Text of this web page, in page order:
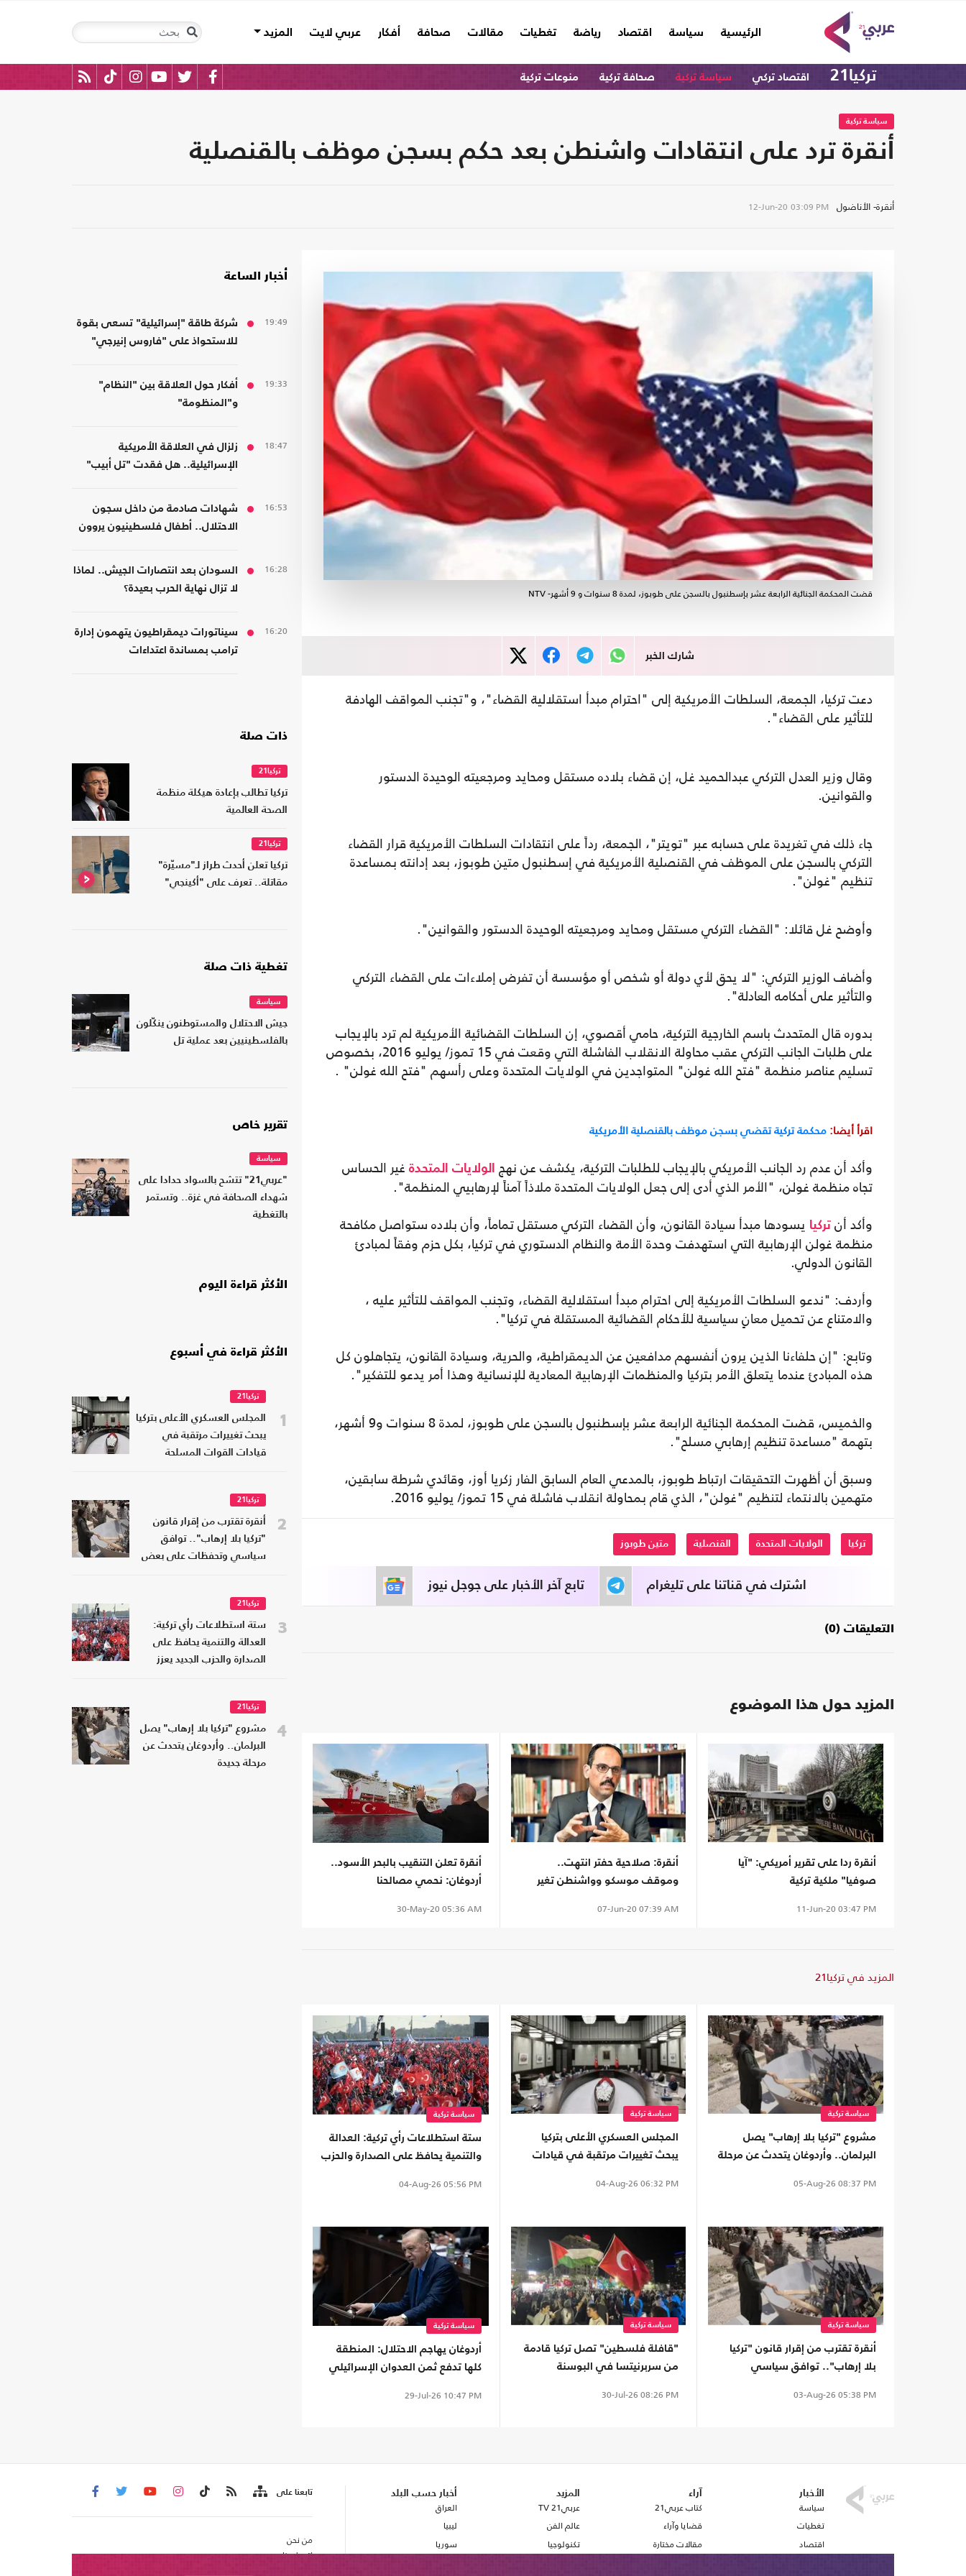
الرئيسية
(current) سياسة اقتصاد رياضة تغطيات مقالات صحافة أفكار عربي لايت المزيد
تركيا21 اقتصاد تركي سياسة تركية صحافة تركية منوعات تركية
سياسة تركية
أنقرة ترد على انتقادات واشنطن بعد حكم بسجن موظف بالقنصلية
أنقرة- الأناضول 12-Jun-20 03:09 PM
قضت المحكمة الجنائية الرابعة عشر بإسطنبول بالسجن على طوبوز، لمدة 8 سنوات و 9 أشهر- NTV
شارك الخبر
دعت تركيا، الجمعة، السلطات الأمريكية إلى "احترام مبدأ استقلالية القضاء"، و"تجنب المواقف الهادفة
للتأثير على القضاء".
وقال وزير العدل التركي عبدالحميد غل، إن قضاء بلاده مستقل ومحايد ومرجعيته الوحيدة الدستور
والقوانين.
جاء ذلك في تغريدة على حسابه عبر "تويتر"، الجمعة، رداً على انتقادات السلطات الأمريكية قرار القضاء
التركي بالسجن على الموظف في القنصلية الأمريكية في إسطنبول متين طوبوز، بعد إدانته بمساعدة
تنظيم "غولن".
وأوضح غل قائلا: "القضاء التركي مستقل ومحايد ومرجعيته الوحيدة الدستور والقوانين".
وأضاف الوزير التركي: "لا يحق لأي دولة أو شخص أو مؤسسة أن تفرض إملاءات على القضاء التركي
والتأثير على أحكامه العادلة".
بدوره قال المتحدث باسم الخارجية التركية، حامي أقصوي، إن السلطات القضائية الأمريكية لم ترد بالإيجاب
على طلبات الجانب التركي عقب محاولة الانقلاب الفاشلة التي وقعت في 15 تموز/ يوليو 2016، بخصوص
تسليم عناصر منظمة "فتح الله غولن" المتواجدين في الولايات المتحدة وعلى رأسهم "فتح الله غولن" .
اقرأ أيضا: محكمة تركية تقضي بسجن موظف بالقنصلية الأمريكية
وأكد أن عدم رد الجانب الأمريكي بالإيجاب للطلبات التركية، يكشف عن نهج الولايات المتحدة غير الحساس
تجاه منظمة غولن، "الأمر الذي أدى إلى جعل الولايات المتحدة ملاذاً آمناً لإرهابيي المنظمة".
وأكد أن تركيا يسودها مبدأ سيادة القانون، وأن القضاء التركي مستقل تماماً، وأن بلاده ستواصل مكافحة
منظمة غولن الإرهابية التي استهدفت وحدة الأمة والنظام الدستوري في تركيا، بكل حزم وفقاً لمبادئ
القانون الدولي.
وأردف: "ندعو السلطات الأمريكية إلى احترام مبدأ استقلالية القضاء، وتجنب المواقف للتأثير عليه ،
والامتناع عن تحميل معانٍ سياسية للأحكام القضائية المستقلة في تركيا".
وتابع: "إن حلفاءنا الذين يرون أنفسهم مدافعين عن الديمقراطية، والحرية، وسيادة القانون، يتجاهلون كل
هذه المبادئ عندما يتعلق الأمر بتركيا والمنظمات الإرهابية المعادية للإنسانية وهذا أمر يدعو للتفكير".
والخميس، قضت المحكمة الجنائية الرابعة عشر بإسطنبول بالسجن على طوبوز، لمدة 8 سنوات و9 أشهر،
بتهمة "مساعدة تنظيم إرهابي مسلح".
وسبق أن أظهرت التحقيقات ارتباط طوبوز، بالمدعي العام السابق الفار زكريا أوز، وقائدي شرطة سابقين،
متهمين بالانتماء لتنظيم "غولن"، الذي قام بمحاولة انقلاب فاشلة في 15 تموز/ يوليو 2016.
تركيا الولايات المتحدة القنصلية متين طوبوز
تابع آخر الأخبار على جوجل نيوز اشترك في قناتنا على تليغرام
التعليقات (0)
المزيد حول هذا الموضوع
أنقرة ردا على تقرير أمريكي: "آيا
صوفيا" ملكية تركية
11-Jun-20 03:47 PM
أنقرة: صلاحية حفتر انتهت..
وموقف موسكو وواشنطن تغير
07-Jun-20 07:39 AM
أنقرة تعلن التنقيب بالبحر الأسود..
أردوغان: نحمي مصالحنا
30-May-20 05:36 AM
المزيد في تركيا21
سياسة تركية
مشروع "تركيا بلا إرهاب" يصل
البرلمان.. وأردوغان يتحدث عن مرحلة
05-Aug-26 08:37 PM
سياسة تركية
المجلس العسكري الأعلى بتركيا
يبحث تغييرات مرتقبة في قيادات
04-Aug-26 06:32 PM
سياسة تركية
ستة استطلاعات رأي تركية: العدالة
والتنمية يحافظ على الصدارة والحزب
04-Aug-26 05:56 PM
سياسة تركية
أنقرة تقترب من إقرار قانون "تركيا
بلا إرهاب".. توافق سياسي
03-Aug-26 05:38 PM
سياسة تركية
"قافلة فلسطين" تصل تركيا قادمة
من سربرنيتسا في البوسنة
30-Jul-26 08:26 PM
سياسة تركية
أردوغان يهاجم الاحتلال: المنطقة
كلها تدفع ثمن العدوان الإسرائيلي
29-Jul-26 10:47 PM
أخبار الساعة
19:49
شركة طاقة "إسرائيلية" تسعى بقوة
للاستحواذ على "فاروس إنيرجي"
19:33
أفكار حول العلاقة بين "النظام"
و"المنظومة"
18:47
زلزال في العلاقة الأمريكية
الإسرائيلية.. هل فقدت "تل أبيب"
16:53
شهادات صادمة من داخل سجون
الاحتلال.. أطفال فلسطينيون يروون
16:28
السودان بعد انتصارات الجيش.. لماذا
لا تزال نهاية الحرب بعيدة؟
16:20
سيناتورات ديمقراطيون يتهمون إدارة
ترامب بمساندة اعتداءات
ذات صلة
تركيا21
تركيا تطالب بإعادة هيكلة منظمة
الصحة العالمية
تركيا21
تركيا تعلن أحدث طراز لـ"مسيّرة"
مقاتلة.. تعرف على "أكينجي"
تغطية ذات صلة
سياسة
جيش الاحتلال والمستوطنون ينكّلون
بالفلسطينيين بعد عملية تل
تقرير خاص
سياسة
"عربي21" تتشح بالسواد حدادا على
شهداء الصحافة في غزة.. وتستمر
بالتغطية
الأكثر قراءة اليوم
الأكثر قراءة في أسبوع
1
تركيا21
المجلس العسكري الأعلى بتركيا
يبحث تغييرات مرتقبة في
قيادات القوات المسلحة
2
تركيا21
أنقرة تقترب من إقرار قانون
"تركيا بلا إرهاب".. توافق
سياسي وتحفظات على بعض
3
تركيا21
ستة استطلاعات رأي تركية:
العدالة والتنمية يحافظ على
الصدارة والحزب الجديد يعزز
4
تركيا21
مشروع "تركيا بلا إرهاب" يصل
البرلمان.. وأردوغان يتحدث عن
مرحلة جديدة
الأخبار
سياسة
تغطيات
اقتصاد
آراء
كتاب عربي21
قضايا وآراء
مقالات مختارة
المزيد
عربي21 TV
عالم الفن
تكنولوجيا
أخبار حسب البلد
العراق
ليبيا
سوريا
تابعنا على
من نحن
اتصل بنا